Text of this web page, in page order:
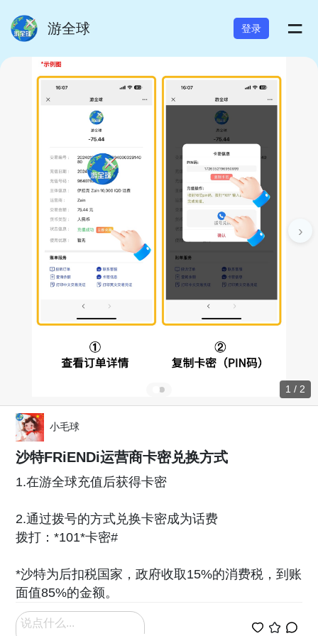
游全球 登录 =
›
1 / 2
小毛球
沙特FRiENDi运营商卡密兑换方式
1.在游全球充值后获得卡密
2.通过拨号的方式兑换卡密成为话费
拨打：*101*卡密#
*沙特为后扣税国家，政府收取15%的消费税，到账
面值85%的金额。